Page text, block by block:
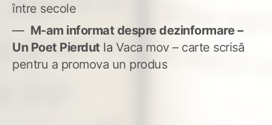
între secole
M-am informat despre dezinformare –
Un Poet Pierdut la Vaca mov – carte scrisă
pentru a promova un produs